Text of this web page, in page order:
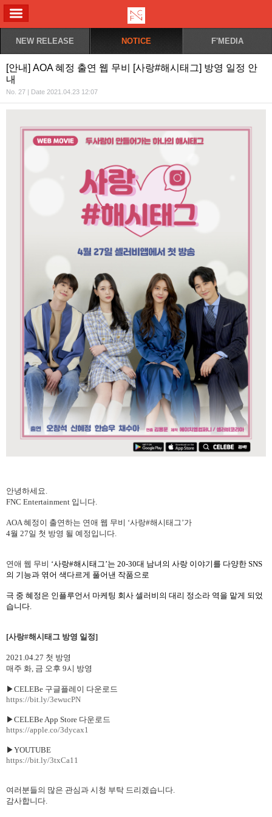
NEW RELEASE NOTICE F'MEDIA
[안내] AOA 혜정 출연 웹 무비 [사랑#해시태그] 방영 일정 안
내
No. 27 | Date 2021.04.23 12:07
안녕하세요
FNC Entertainment 입니다
AOA 혜정이 출연하는 연애 웹 무비 ‘사랑#해시태그’가
4월 27일 첫 방영 될 예정입니다
연애 웹 무비 ‘사랑#해시태그 ’는 20-30대 남녀의 사랑 이야기를 다양한 SNS
의 기능과 엮어 색다르게 풀어낸 작품으로
극 중 혜정은 인플루언서 마케팅 회사 셀러비의 대리 정소라 역을 맡게 되었
습니다
[사랑#해시태그 방영 일정]
2021.04.27 첫 방영
매주 화 금 오후 9시 방영
▶CELEBe 구글플레이 다운로드
https://bit.ly/3ewucPN
▶CELEBe App Store 다운로드
https://apple.co/3dycax1
▶YOUTUBE
https://bit.ly/3txCa11
여러분들의 많은 관심과 시청 부탁 드리겠습니다
감사합니다